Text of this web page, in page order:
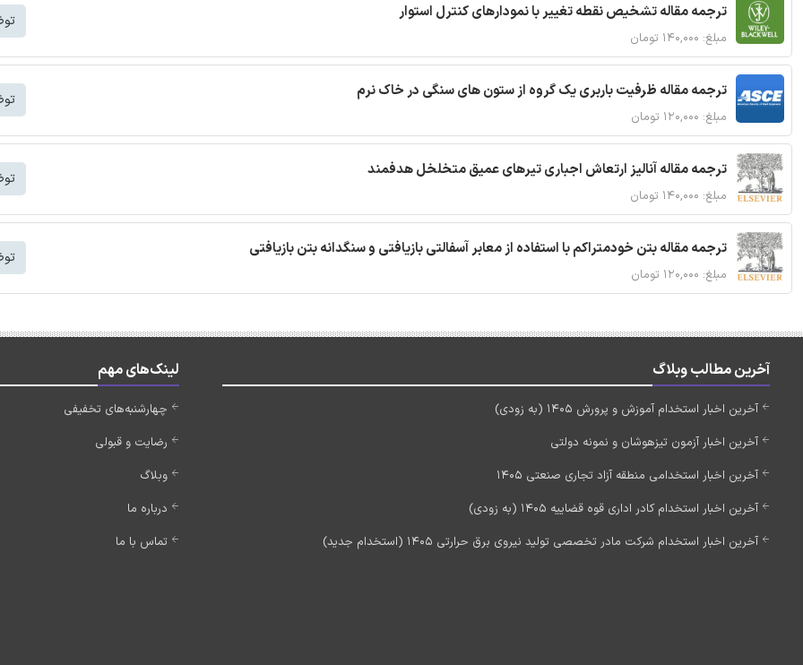
ترجمه مقاله تشخیص نقطه تغییر با نمودارهای کنترل استوار
مبلغ: ۱۴۰,۰۰۰ تومان
ترجمه مقاله ظرفیت باربری یک گروه از ستون های سنگی در خاک نرم
مبلغ: ۱۲۰,۰۰۰ تومان
ترجمه مقاله آنالیز ارتعاش اجباری تیرهای عمیق متخلخل هدفمند
مبلغ: ۱۴۰,۰۰۰ تومان
ترجمه مقاله بتن خودمتراکم با استفاده از معابر آسفالتی بازیافتی و سنگدانه بتن بازیافتی
مبلغ: ۱۲۰,۰۰۰ تومان
آخرین مطالب وبلاگ
آخرین اخبار استخدام آموزش و پرورش 1405 (به زودی)
آخرین اخبار آزمون تیزهوشان و نمونه دولتی
آخرین اخبار استخدامی منطقه آزاد تجاری صنعتی 1405
آخرین اخبار استخدام کادر اداری قوه قضاییه 1405 (به زودی)
آخرین اخبار استخدام شرکت مادر تخصصی تولید نیروی برق حرارتی 1405 (استخدام جدید)
لینک‌های مهم
چهارشنبه‌های تخفیفی
رضایت و قبولی
وبلاگ
درباره ما
تماس با ما